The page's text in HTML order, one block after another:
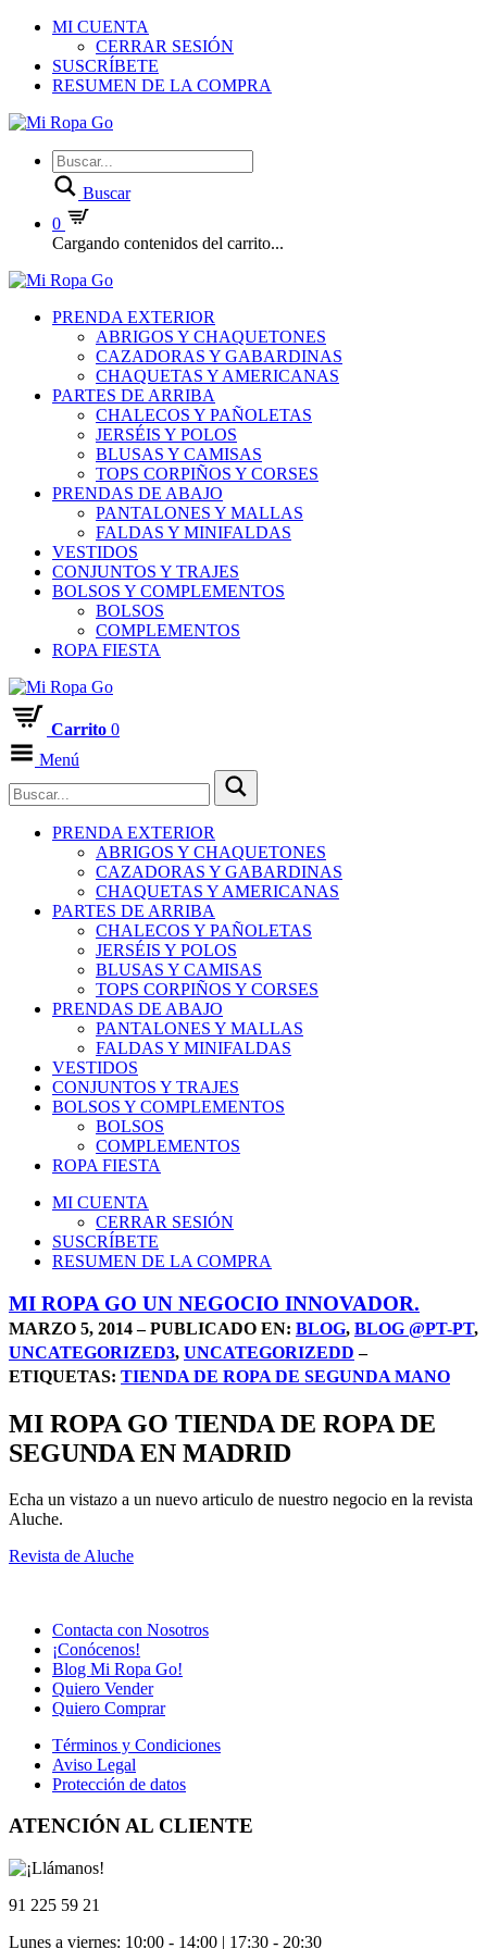
MI CUENTA
CERRAR SESIÓN
SUSCRÍBETE
RESUMEN DE LA COMPRA
Buscar
0
Cargando contenidos del carrito...
PRENDA EXTERIOR
ABRIGOS Y CHAQUETONES
CAZADORAS Y GABARDINAS
CHAQUETAS Y AMERICANAS
PARTES DE ARRIBA
CHALECOS Y PAÑOLETAS
JERSÉIS Y POLOS
BLUSAS Y CAMISAS
TOPS CORPIÑOS Y CORSES
PRENDAS DE ABAJO
PANTALONES Y MALLAS
FALDAS Y MINIFALDAS
VESTIDOS
CONJUNTOS Y TRAJES
BOLSOS Y COMPLEMENTOS
BOLSOS
COMPLEMENTOS
ROPA FIESTA
Carrito 0
Menú
PRENDA EXTERIOR
ABRIGOS Y CHAQUETONES
CAZADORAS Y GABARDINAS
CHAQUETAS Y AMERICANAS
PARTES DE ARRIBA
CHALECOS Y PAÑOLETAS
JERSÉIS Y POLOS
BLUSAS Y CAMISAS
TOPS CORPIÑOS Y CORSES
PRENDAS DE ABAJO
PANTALONES Y MALLAS
FALDAS Y MINIFALDAS
VESTIDOS
CONJUNTOS Y TRAJES
BOLSOS Y COMPLEMENTOS
BOLSOS
COMPLEMENTOS
ROPA FIESTA
MI CUENTA
CERRAR SESIÓN
SUSCRÍBETE
RESUMEN DE LA COMPRA
MI ROPA GO UN NEGOCIO INNOVADOR.
MARZO 5, 2014 – PUBLICADO EN: BLOG, BLOG @PT-PT,
UNCATEGORIZED3, UNCATEGORIZEDD –
ETIQUETAS: TIENDA DE ROPA DE SEGUNDA MANO
MI ROPA GO TIENDA DE ROPA DE
SEGUNDA EN MADRID
Echa un vistazo a un nuevo articulo de nuestro negocio en la revista
Aluche.
Revista de Aluche
Contacta con Nosotros
¡Conócenos!
Blog Mi Ropa Go!
Quiero Vender
Quiero Comprar
Términos y Condiciones
Aviso Legal
Protección de datos
ATENCIÓN AL CLIENTE
91 225 59 21
Lunes a viernes: 10:00 - 14:00 | 17:30 - 20:30